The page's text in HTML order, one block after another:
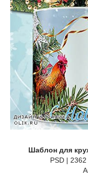
Шаблон для
PSD |